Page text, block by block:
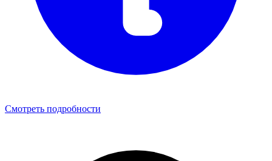
Смотреть подробности